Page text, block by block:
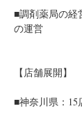
■調剤薬局の経
の運営
【店舗展開】
■神奈川県：15